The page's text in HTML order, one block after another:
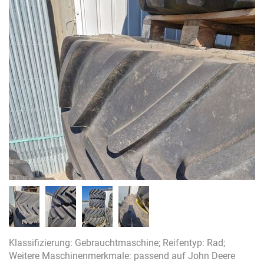
Klassifizierung: Gebrauchtmaschine; Reifentyp: Rad;
Weitere Maschinenmerkmale: passend auf John Deere